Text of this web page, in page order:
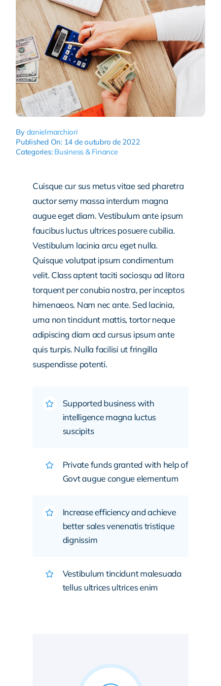
By danielmarchiori
Published On: 14 de outubro de 2022
Categories: Business & Finance
Cuisque cur sus metus vitae sed pharetra
auctor semy massa interdum magna
augue eget diam. Vestibulum ante ipsum
faucibus luctus ultrices posuere cubilia.
Vestibulum lacinia arcu eget nulla.
Quisque volutpat ipsum condimentum
velit. Class aptent taciti sociosqu ad litora
torquent per conubia nostra, per inceptos
himenaeos. Nam nec ante. Sed lacinia,
urna non tincidunt mattis, tortor neque
adipiscing diam acd cursus ipsum ante
quis turpis. Nulla facilisi ut fringilla
suspendisse potenti.
Supported business with
intelligence magna luctus
suscipits
Private funds granted with help of
Govt augue congue elementum
Increase efficiency and achieve
better sales venenatis tristique
dignissim
Vestibulum tincidunt malesuada
tellus ultrices ultrices enim